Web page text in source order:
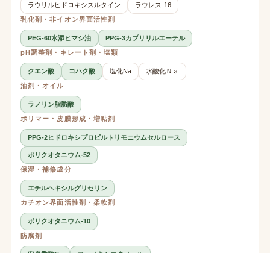
ラウリルヒドロキシスルタイン
ラウレス-16
乳化剤・非イオン界面活性剤
PEG-60水添ヒマシ油
PPG-3カプリリルエーテル
pH調整剤・キレート剤・塩類
クエン酸 コハク酸 塩化Na
水酸化Ｎａ
油剤・オイル
ラノリン脂肪酸
ポリマー・皮膜形成・増粘剤
PPG-2ヒドロキシプロピルトリモニウムセルロース
ポリクオタニウム-52
保湿・補修成分
エチルヘキシルグリセリン
カチオン界面活性剤・柔軟剤
ポリクオタニウム-10
防腐剤